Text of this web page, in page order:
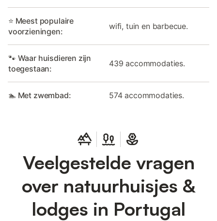
⭐ Meest populaire
voorzieningen:
wifi, tuin en barbecue.
🐾 Waar huisdieren zijn
toegestaan:
439 accommodaties.
🏊 Met zwembad: 574 accommodaties.
Veelgestelde vragen
over natuurhuisjes &
lodges in Portugal